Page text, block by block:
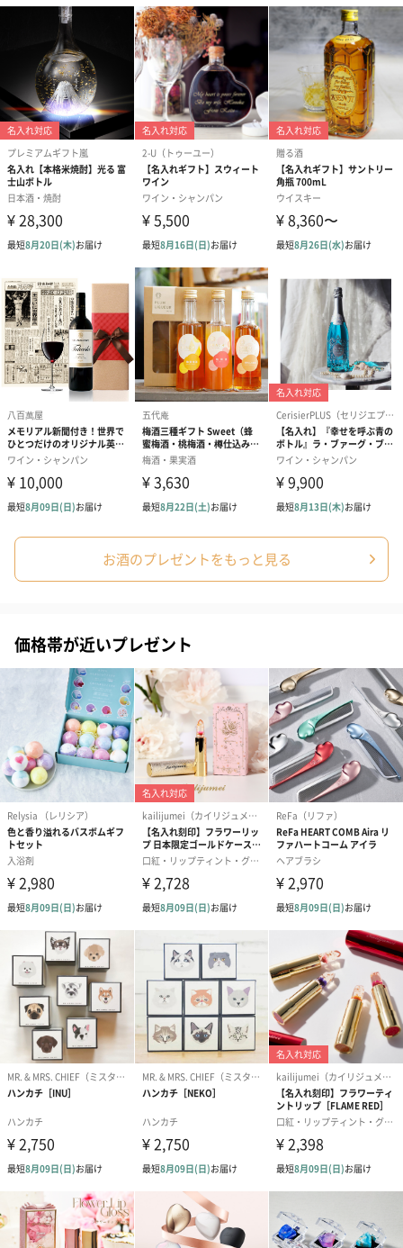
ハンドクリーム3本セッ
ト【ありがとう】
（1,100円）
シャワージェル＆ハン
ドクリーム（ピンクグ
レープフルーツ）
（2,145円）
シャワージェ
ドクリーム（
円）
リラックスグッズ
リラックスグッズを同梱してお届けします。
かき氷入浴剤4点セット
（ブルー）（748円）
かき氷入浴剤4点セット
（イエロー）（748円）
バスフラワー
【Thank you
円）
ハンドタオル・ハンカチ
花束ハンドタオル（ピ
ンク）（1,760円）
花束ハンドタオル（ブ
ルー）（1,760円）
花束ハンドタ
ワイト）（
キャンドル・お香
キャンドル・お香を同梱してお届けいたします。
ンセンススティック
（END）（880円）
フラッグカプセル：イ
ンセンススティック
（St.OSMANTHUS）
（880円）
ショートイン
（GRAPE
（880円）
お酒
お酒のプレゼントをもっと見る
価格帯が近いプレゼント